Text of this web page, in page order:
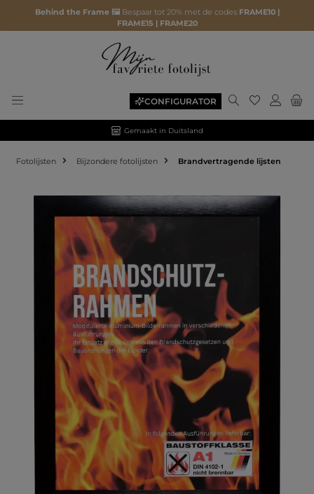
Behind the Frame 🖼️ Bespaar tot 20% met de codes FRAME10 |
FRAME15 | FRAME20
CONFIGURATOR
Gemaakt in Duitsland
Fotolijsten Bijzondere fotolijsten Brandvertragende lijsten
Afbeeldingengalerij overslaan